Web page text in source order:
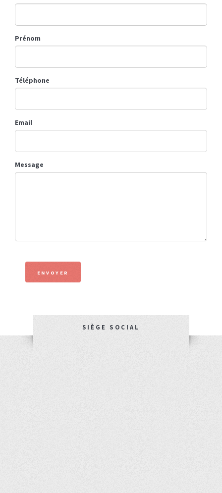
Prénom
Téléphone
Email
Message
ENVOYER
SIÈGE SOCIAL